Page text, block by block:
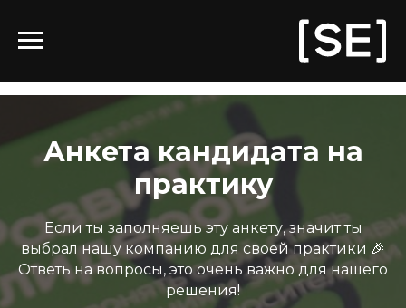
Анкета кандидата на
практику
Если ты заполняешь эту анкету, значит ты
выбрал нашу компанию для своей практики 🎉
Ответь на вопросы, это очень важно для нашего
решения!